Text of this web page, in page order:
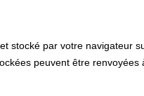
stocké par votre navigateur
peuvent être renvoyées